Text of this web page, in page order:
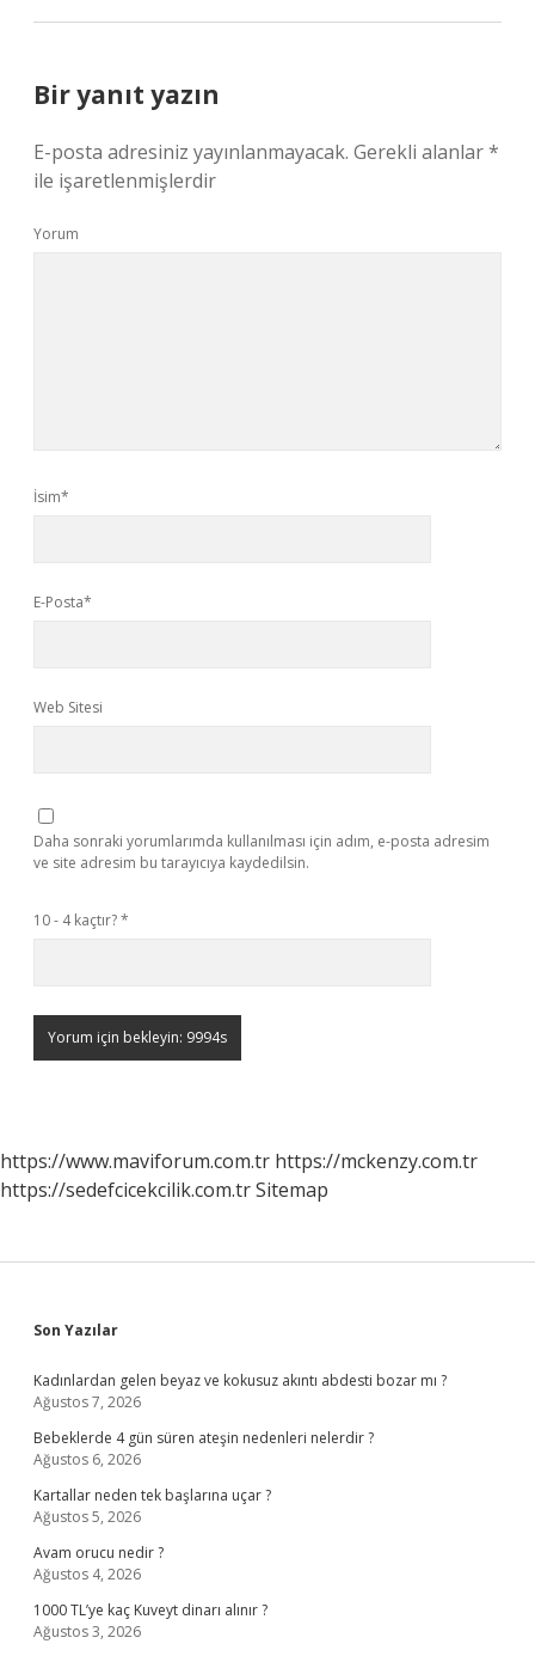
Bir yanıt yazın
E-posta adresiniz yayınlanmayacak. Gerekli alanlar*
ile işaretlenmişlerdir
Yorum
İsim*
E-Posta*
Web Sitesi
Daha sonraki yorumlarımda kullanılması için adım, e-posta adresim
ve site adresim bu tarayıcıya kaydedilsin.
10 - 4 kaçtır?*
https://www.maviforum.com.tr https://mckenzy.com.tr
https://sedefcicekcilik.com.trSitemap
Sidebar
Son Yazılar
Kadınlardan gelen beyaz ve kokusuz akıntı abdesti bozar mı ?
Ağustos 7, 2026
Bebeklerde 4 gün süren ateşin nedenleri nelerdir ?
Ağustos 6, 2026
Kartallar neden tek başlarına uçar ?
Ağustos 5, 2026
Avam orucu nedir ?
Ağustos 4, 2026
1000 TL’ye kaç Kuveyt dinarı alınır ?
Ağustos 3, 2026